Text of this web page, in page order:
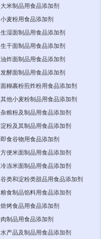
大米制品用食品添加剂
小麦粉用食品添加剂
生湿面制品用食品添加剂
生干面制品用食品添加剂
油炸面制品用食品添加剂
发酵面制品用食品添加剂
面糊裹粉煎炸粉用食品添加剂
其他小麦粉制品用食品添加剂
杂粮粉及制品用食品添加剂
淀粉及其制品用食品添加剂
即食谷物用食品添加剂
方便米面制品用食品添加剂
冷冻米面制品用食品添加剂
谷类和淀粉类甜品用食品添加剂
粮食制品馅料用食品添加剂
焙烤食品用食品添加剂
肉制品用食品添加剂
水产品及制品用食品添加剂